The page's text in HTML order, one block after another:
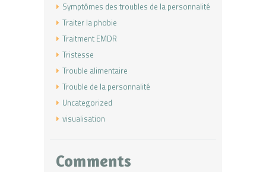
Symptômes des troubles de la personnalité
Traiter la phobie
Traitment EMDR
Tristesse
Trouble alimentaire
Trouble de la personnalité
Uncategorized
visualisation
Comments